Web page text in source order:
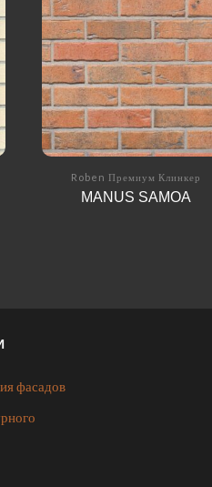
Roben Премиум Клинкер
MANUS SAMOA
фасадов